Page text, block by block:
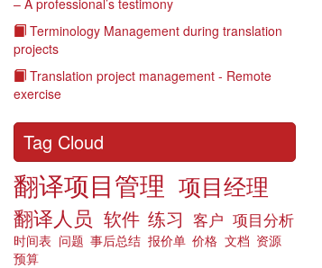
– A professional’s testimony
Terminology Management during translation
projects
Translation project management - Remote
exercise
Tag Cloud
翻译项目管理 项目经理
翻译人员 软件 练习 客户 项目分析
时间表 问题 事后总结 报价单 价格 文档 资源
预算